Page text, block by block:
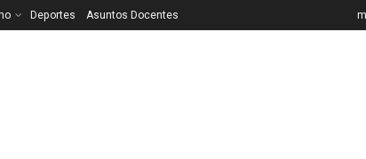
Deportes Asuntos Docentes